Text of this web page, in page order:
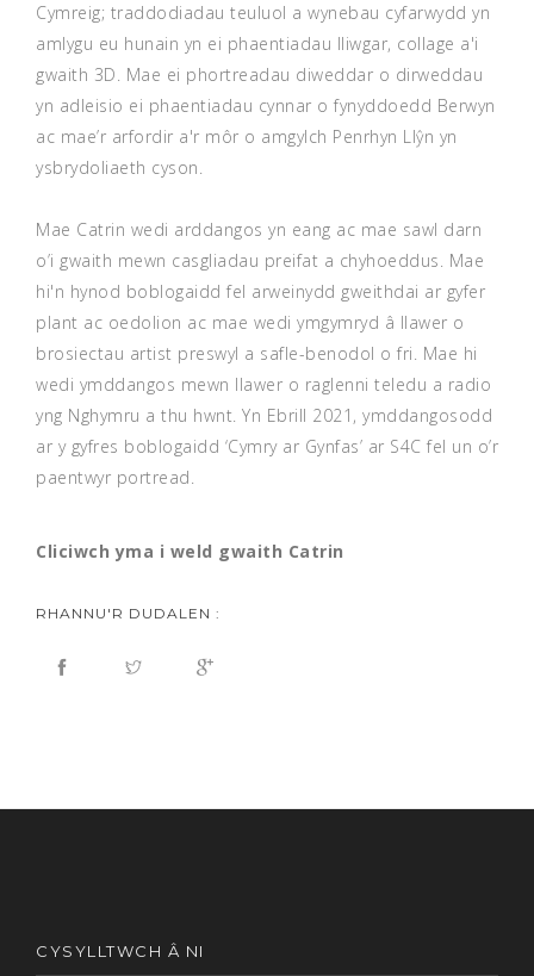
Cymreig; traddodiadau teuluol a wynebau cyfarwydd yn
amlygu eu hunain yn ei phaentiadau lliwgar, collage a'i
gwaith 3D. Mae ei phortreadau diweddar o dirweddau
yn adleisio ei phaentiadau cynnar o fynyddoedd Berwyn
ac mae’r arfordir a'r môr o amgylch Penrhyn Llŷn yn
ysbrydoliaeth cyson.
Mae Catrin wedi arddangos yn eang ac mae sawl darn
o’i gwaith mewn casgliadau preifat a chyhoeddus. Mae
hi'n hynod boblogaidd fel arweinydd gweithdai ar gyfer
plant ac oedolion ac mae wedi ymgymryd â llawer o
brosiectau artist preswyl a safle-benodol o fri. Mae hi
wedi ymddangos mewn llawer o raglenni teledu a radio
yng Nghymru a thu hwnt. Yn Ebrill 2021, ymddangosodd
ar y gyfres boblogaidd ‘Cymry ar Gynfas’ ar S4C fel un o’r
paentwyr portread.
Cliciwch yma i weld gwaith Catrin
RHANNU'R DUDALEN :
CYSYLLTWCH Â NI